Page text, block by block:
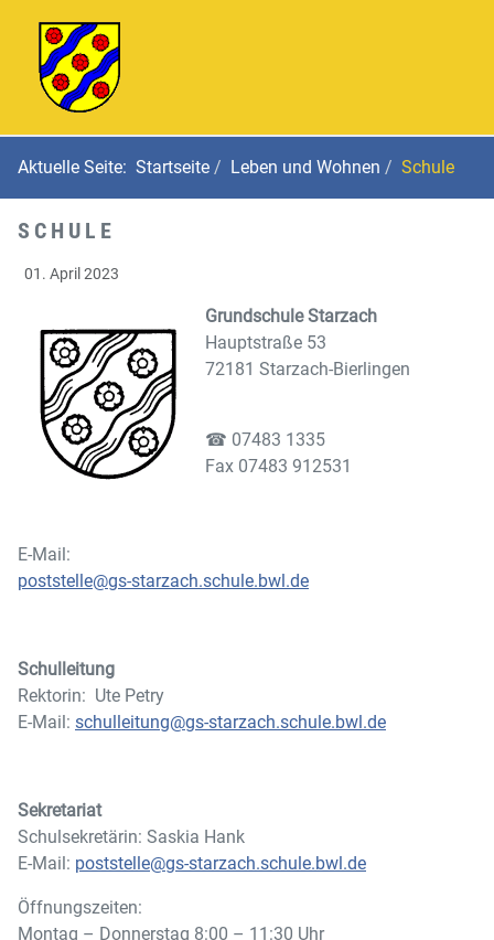
Aktuelle Seite: Startseite Leben und Wohnen Schule
SCHULE
01. April 2023
Grundschule Starzach
Hauptstraße 53
72181 Starzach-Bierlingen
☎ 07483 1335
Fax 07483 912531
E-Mail:
poststelle@gs-starzach.schule.bwl.de
Schulleitung
Rektorin: Ute Petry
E-Mail: schulleitung@gs-starzach.schule.bwl.de
Sekretariat
Schulsekretärin: Saskia Hank
E-Mail: poststelle@gs-starzach.schule.bwl.de
Öffnungszeiten:
Montag – Donnerstag 8:00 – 11:30 Uhr